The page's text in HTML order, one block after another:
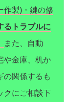
作製)・鍵の修
るトラブルに
また、自動
や金庫、机か
の関係するも
クにご相談下